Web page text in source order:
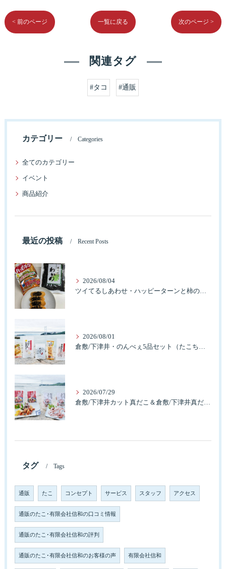
< 前のページ 一覧に戻る 次のページ >
関連タグ
#タコ #通販
カテゴリー Categories
全てのカテゴリー
イベント
商品紹介
最近の投稿 Recent Posts
2026/08/04
ツイてるしあわせ・ハッピーターンと柿の種とそふとわかめふりかけとタコふりかけ・ハッピーコラボレーション
2026/08/01
倉敷/下津井・のんべぇ5品セット（たこちく、たこ玉、味付のり、串酢だこ、味付けけやわらか真だこチーズ）3歳のお子様も大好きなんですよ。
2026/07/29
倉敷/下津井カット真だこ＆倉敷/下津井真だこ唐揚げ・セット人気です。
タグ Tags
通販 たこ コンセプト サービス スタッフ アクセス
通販のたこ･有限会社信和の口コミ情報
通販のたこ･有限会社信和の評判
通販のたこ･有限会社信和のお客様の声 有限会社信和